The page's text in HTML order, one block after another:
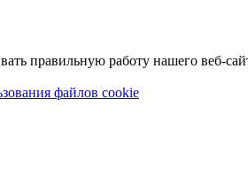
правильную работу нашего веб-
файлов cookie